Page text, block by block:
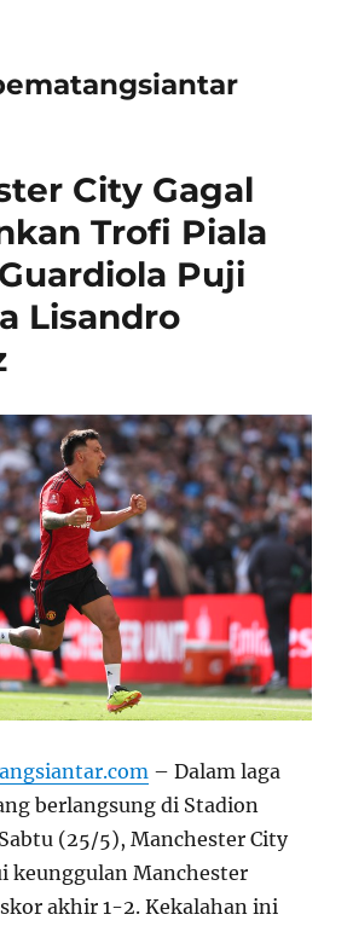
City Gagal
Trofi Piala
Puji
Lisandro
– Dalam laga
berlangsung di Stadion
(25/5), Manchester City
keunggulan Manchester
akhir 1-2. Kekalahan ini